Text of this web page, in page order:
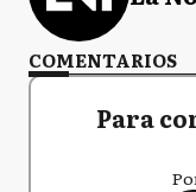
COMENTARIOS
Para